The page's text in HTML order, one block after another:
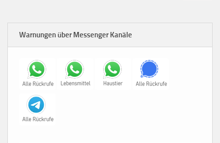
Warnungen über Messenger Kanäle